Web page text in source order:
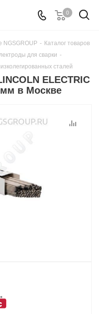
0
NGSGROUP - Каталог товаров
для сварки -
сталей
ELECTRIC
в Москве